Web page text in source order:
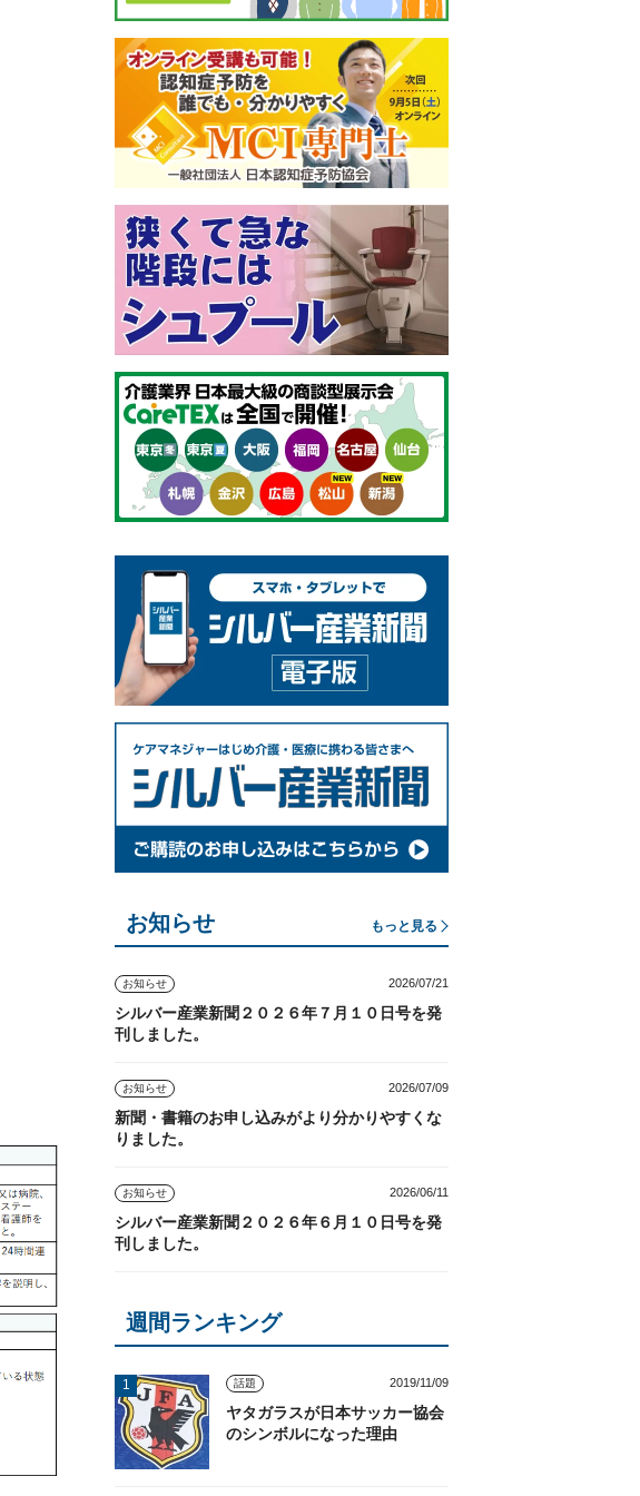
お知らせ もっと見る
お知らせ 2026/07/21
シルバー産業新聞２０２６年７月１０日号を発
刊しました。
お知らせ 2026/07/09
新聞・書籍のお申し込みがより分かりやすくな
りました。
お知らせ 2026/06/11
シルバー産業新聞２０２６年６月１０日号を発
刊しました。
週間ランキング
話題 2019/11/09
ヤタガラスが日本サッカー協会
のシンボルになった理由